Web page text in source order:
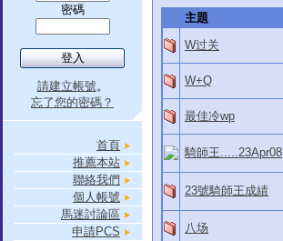
密碼
請建立帳號。
忘了您的密碼？
首頁
推薦本站
聯絡我們
個人帳號
馬迷討論區
申請PCS
主題
W过关
W+Q
最佳冷wp
騎師王.....23Apr08
23號騎師王成績
八场